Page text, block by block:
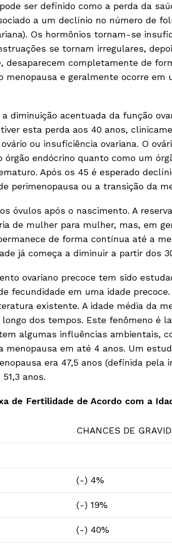
ser definido como a perda da
a um declínio no número de
Os hormônios tornam-se
se tornam irregulares,
desaparecem completamente de
menopausa e geralmente ocorre em
diminuição acentuada da função
esta perda aos 40 anos,
ou insuficiência ovariana. O
endócrino quanto como um
Após os 45 é esperado
perimenopausa ou a transição da
óvulos após o nascimento. A
de mulher para mulher, mas, em
de forma contínua até a
já começa a diminuir a partir dos
ovariano precoce tem sido
fecundidade em uma idade
existente. A idade média da
dos tempos. Este fenômeno é
algumas influências ambientais,
menopausa em até 4 anos. Um
era 47,5 anos (definida pela
anos.
de Fertilidade de Acordo com a
CHANCES DE
(-) 4%
(-) 19%
(-) 40%